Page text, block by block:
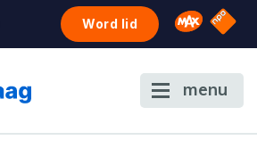
Word lid Omroep
NPO
menu